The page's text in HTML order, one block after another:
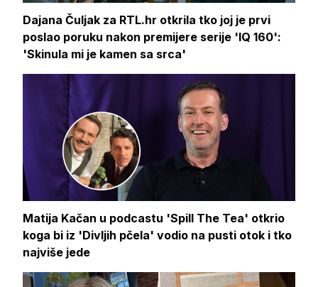
Dajana Čuljak za RTL.hr otkrila tko joj je prvi
poslao poruku nakon premijere serije 'IQ 160':
'Skinula mi je kamen sa srca'
Matija Kačan u podcastu 'Spill The Tea' otkrio
koga bi iz 'Divljih pčela' vodio na pusti otok i tko
najviše jede